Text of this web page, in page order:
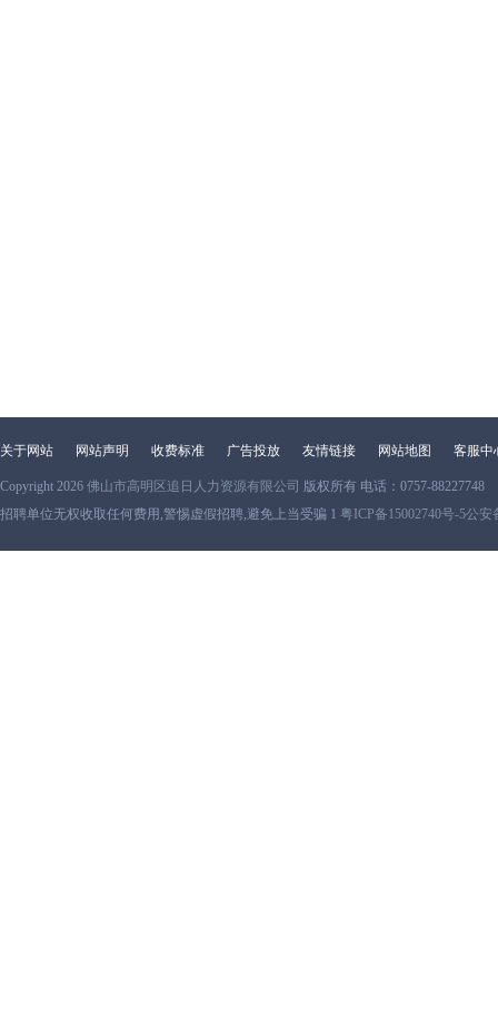
关于网站 网站声明 收费标准 广告投放 友情链接 网站地图 客服中
Copyright 2026 佛山市高明区追日人力资源有限公司 版权所有 电话：0757-88227748
招聘单位无权收取任何费用,警惕虚假招聘,避免上当受骗 1 粤ICP备15002740号-5公安